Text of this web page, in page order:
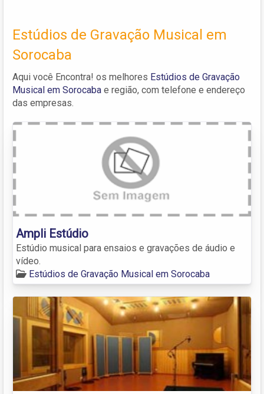
Estúdios de Gravação Musical em
Sorocaba
Aqui você Encontra! os melhores Estúdios de Gravação
Musical em Sorocaba e região, com telefone e endereço
das empresas.
Ampli Estúdio
Estúdio musical para ensaios e gravações de áudio e
vídeo.
Estúdios de Gravação Musical em Sorocaba